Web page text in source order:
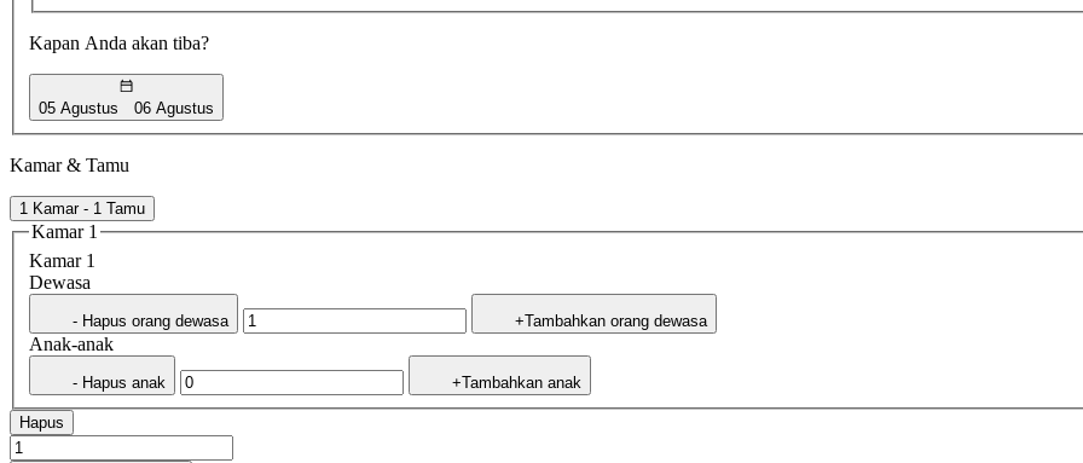
Kapan Anda akan tiba?
05 Agustus 06 Agustus
Kamar & Tamu
1 Kamar - 1 Tamu
Kamar 1
Kamar 1
Dewasa
- Hapus orang dewasa +Tambahkan orang dewasa
Anak-anak
- Hapus anak +Tambahkan anak
Hapus